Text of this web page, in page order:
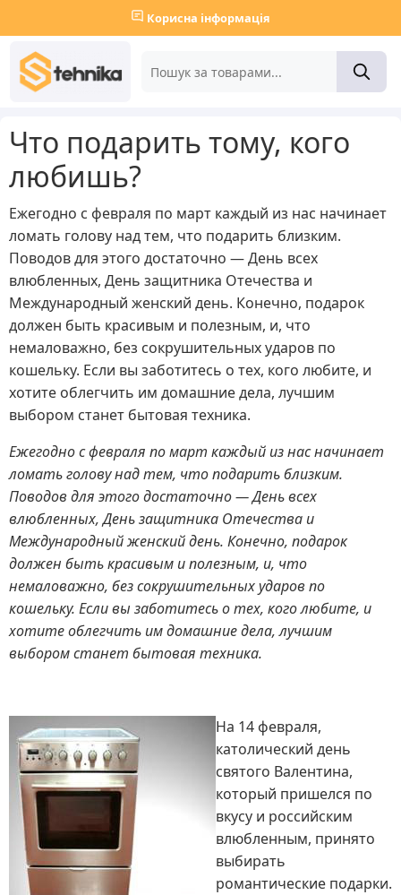
Корисна інформація
Что подарить тому, кого
любишь?
Ежегодно с февраля по март каждый из нас начинает
ломать голову над тем, что подарить близким.
Поводов для этого достаточно — День всех
влюбленных, День защитника Отечества и
Международный женский день. Конечно, подарок
должен быть красивым и полезным, и, что
немаловажно, без сокрушительных ударов по
кошельку. Если вы заботитесь о тех, кого любите, и
хотите облегчить им домашние дела, лучшим
выбором станет бытовая техника.
Ежегодно с февраля по март каждый из нас начинает
ломать голову над тем, что подарить близким.
Поводов для этого достаточно — День всех
влюбленных, День защитника Отечества и
Международный женский день. Конечно, подарок
должен быть красивым и полезным, и, что
немаловажно, без сокрушительных ударов по
кошельку. Если вы заботитесь о тех, кого любите, и
хотите облегчить им домашние дела, лучшим
выбором станет бытовая техника.
На 14 февраля,
католический день
святого Валентина,
который пришелся по
вкусу и российским
влюбленным, принято
выбирать
романтические подарки.